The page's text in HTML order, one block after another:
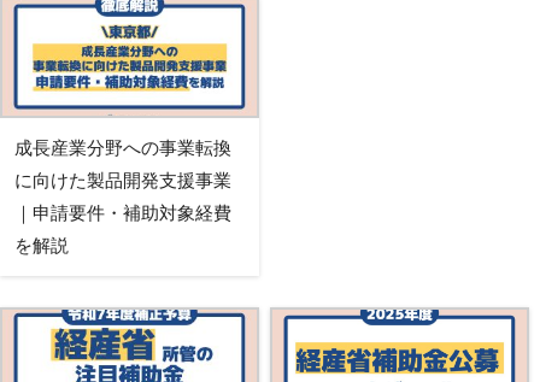
成長産業分野への事業転換
に向けた製品開発支援事業
｜申請要件・補助対象経費
を解説